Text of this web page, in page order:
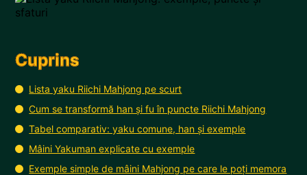
Cuprins
Lista yaku Riichi Mahjong pe scurt
Cum se transformă han și fu în puncte Riichi Mahjong
Tabel comparativ: yaku comune, han și exemple
Mâini Yakuman explicate cu exemple
Exemple simple de mâini Mahjong pe care le poți memora